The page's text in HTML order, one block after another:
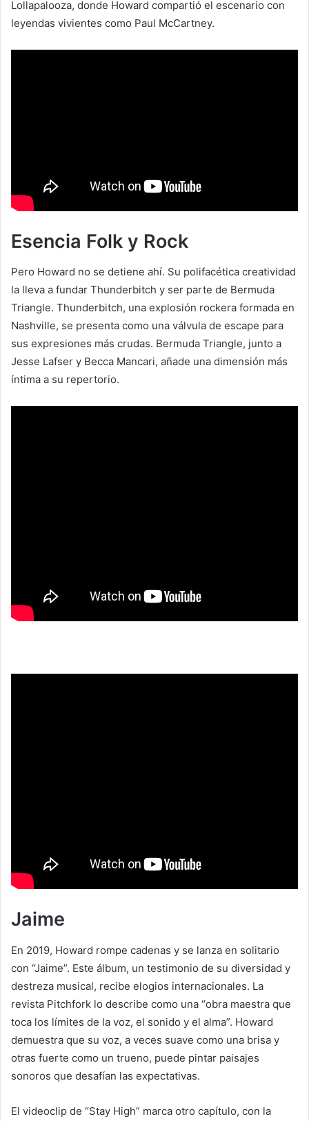
Lollapalooza, donde Howard compartió el escenario con
leyendas vivientes como Paul McCartney.
Esencia Folk y Rock
Pero Howard no se detiene ahí. Su polifacética creatividad
la lleva a fundar Thunderbitch y ser parte de Bermuda
Triangle. Thunderbitch, una explosión rockera formada en
Nashville, se presenta como una válvula de escape para
sus expresiones más crudas. Bermuda Triangle, junto a
Jesse Lafser y Becca Mancari, añade una dimensión más
íntima a su repertorio.
Jaime
En 2019, Howard rompe cadenas y se lanza en solitario
con “Jaime”. Este álbum, un testimonio de su diversidad y
destreza musical, recibe elogios internacionales. La
revista Pitchfork lo describe como una “obra maestra que
toca los límites de la voz, el sonido y el alma”. Howard
demuestra que su voz, a veces suave como una brisa y
otras fuerte como un trueno, puede pintar paisajes
sonoros que desafían las expectativas.
El videoclip de “Stay High” marca otro capítulo, con la